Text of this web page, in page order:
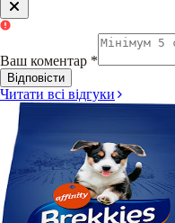
Ваш коментар *
Відповісти
Читати всі відгуки